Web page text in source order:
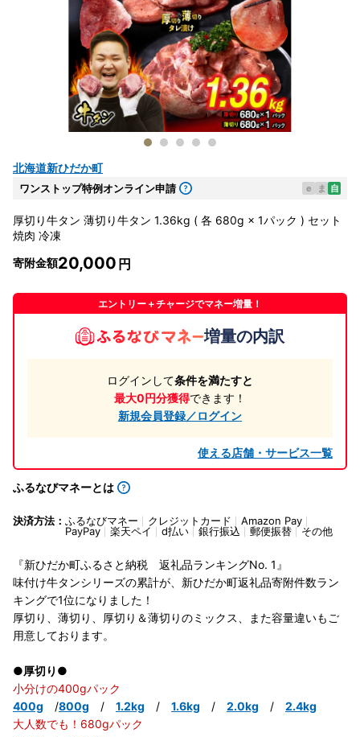
北海道新ひだか町
ワンストップ特例オンライン申請 e ま 自
厚切り牛タン 薄切り牛タン 1.36kg ( 各 680g × 1パック ) セット
焼肉 冷凍
寄附金額20,000
エントリー＋チャージでマネー増量！
増量の内訳
ログインして条件を満たすと
最大0円分獲得できます！
新規会員登録／ログイン
使える店舗・サービス一覧
ふるなびマネーとは
決済方法： ふるなびマネー クレジットカード
Amazon Pay
PayPay
楽天ペイ d払い 銀行振込 郵便振替 その他
『新ひだか町ふるさと納税 返礼品ランキングNo. 1』
味付け牛タンシリーズの累計が、新ひだか町返礼品寄附件数ラン
キングで1位になりました！
厚切り、薄切り、厚切り＆薄切りのミックス、また容量違いもご
用意しております。
●厚切り●
小分けの400gパック
400g /800g / 1.2kg / 1.6kg / 2.0kg / 2.4kg
大人数でも！680gパック